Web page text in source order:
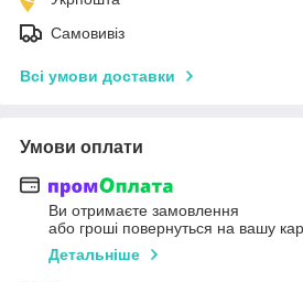
Самовивіз
Всі умови доставки
Умови оплати
Ви отримаєте замовлення
або гроші повернуться на вашу
Детальніше